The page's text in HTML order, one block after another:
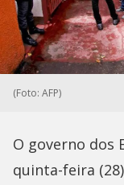
(Foto: AFP)
O governo dos
quinta-feira